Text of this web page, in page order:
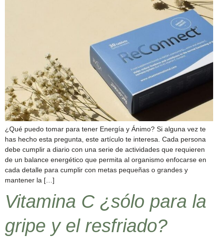
¿Qué puedo tomar para tener Energía y Ánimo? Si alguna vez te
has hecho esta pregunta, este artículo te interesa. Cada persona
debe cumplir a diario con una serie de actividades que requieren
de un balance energético que permita al organismo enfocarse en
cada detalle para cumplir con metas pequeñas o grandes y
mantener la […]
Vitamina C ¿sólo para la
gripe y el resfriado?